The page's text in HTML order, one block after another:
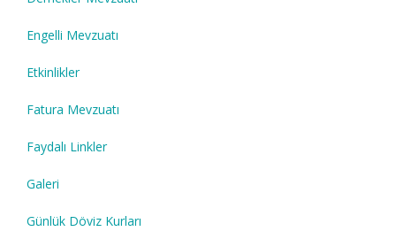
Engelli Mevzuatı
Etkinlikler
Fatura Mevzuatı
Faydalı Linkler
Galeri
Günlük Döviz Kurları